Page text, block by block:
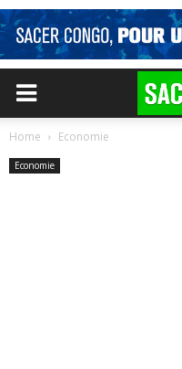
Home Economie
Economie